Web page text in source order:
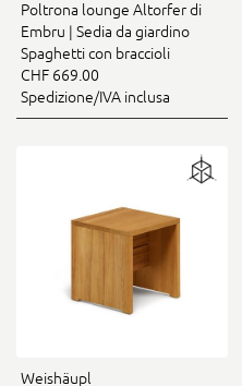
Poltrona lounge Altorfer di
Embru | Sedia da giardino
Spaghetti con braccioli
CHF 669.00
Spedizione/IVA inclusa
Weishäupl